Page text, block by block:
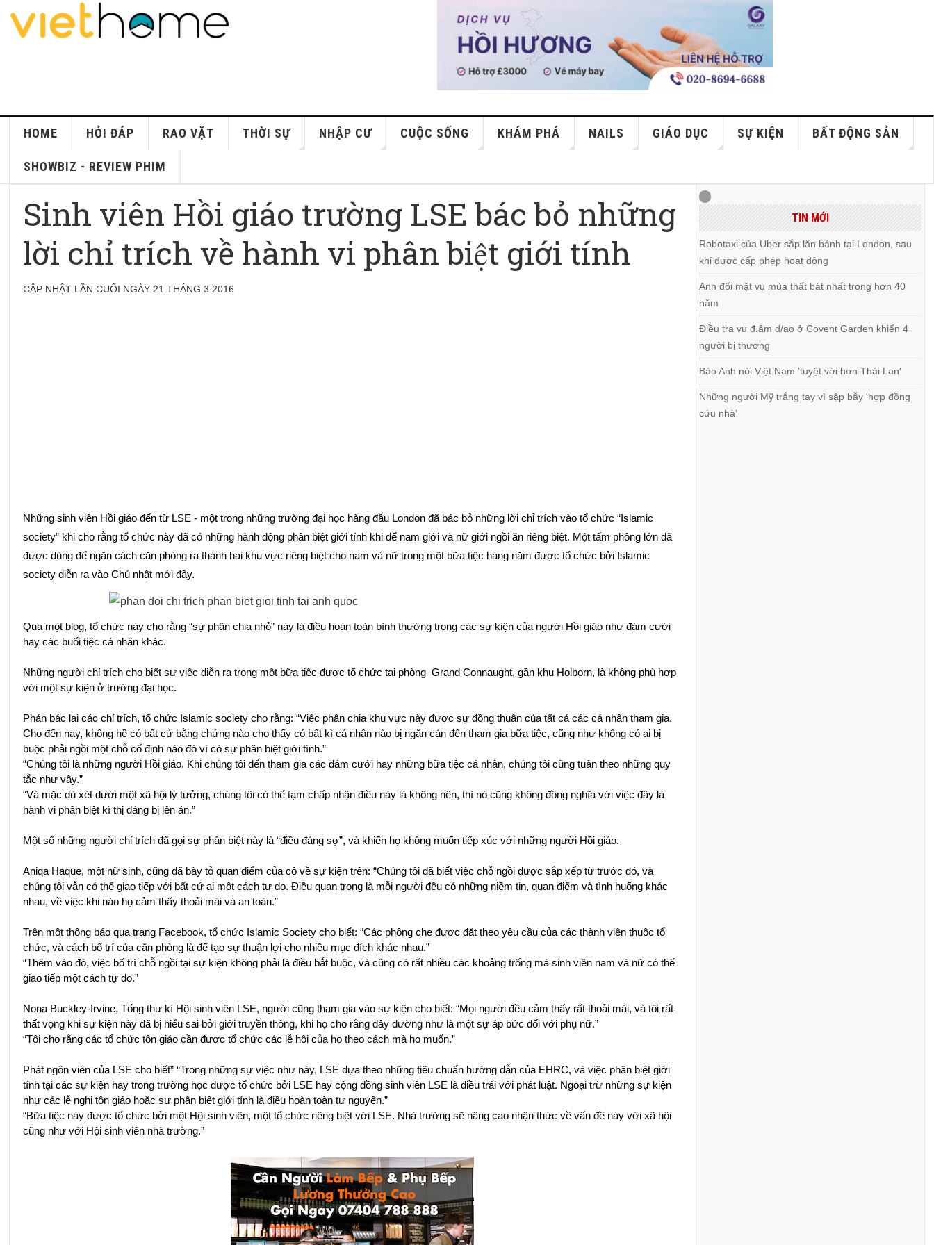
HOME HỎI ĐÁP RAO VẶT THỜI SỰ NHẬP CƯ CUỘC SỐNG KHÁM PHÁ NAILS GIÁO DỤC SỰ KIỆN BẤT ĐỘNG SẢN
SHOWBIZ - REVIEW PHIM
Sinh viên Hồi giáo trường LSE bác bỏ những
lời chỉ trích về hành vi phân biệt giới tính
CẬP NHẬT LẦN CUỐI NGÀY 21 THÁNG 3 2016
Những sinh viên Hồi giáo đến từ LSE - một trong những trường đại học hàng đầu London đã bác bỏ những lời chỉ trích vào tổ chức “Islamic
society” khi cho rằng tổ chức này đã có những hành động phân biệt giới tính khi để nam giới và nữ giới ngồi ăn riêng biệt. Một tấm phông lớn đã
được dùng để ngăn cách căn phòng ra thành hai khu vực riêng biệt cho nam và nữ trong một bữa tiệc hàng năm được tổ chức bởi Islamic
society diễn ra vào Chủ nhật mới đây.
Qua một blog, tổ chức này cho rằng “sự phân chia nhỏ” này là điều hoàn toàn bình thường trong các sự kiện của người Hồi giáo như đám cưới
hay các buổi tiệc cá nhân khác.
Những người chỉ trích cho biết sự việc diễn ra trong một bữa tiệc được tổ chức tại phòng  Grand Connaught, gần khu Holborn, là không phù hợp
với một sự kiện ở trường đại học.
Phản bác lại các chỉ trích, tổ chức Islamic society cho rằng: “Việc phân chia khu vực này được sự đồng thuận của tất cả các cá nhân tham gia.
Cho đến nay, không hề có bất cứ bằng chứng nào cho thấy có bất kì cá nhân nào bị ngăn cản đến tham gia bữa tiệc, cũng như không có ai bị
buộc phải ngồi một chỗ cố định nào đó vì có sự phân biệt giới tính.”
“Chúng tôi là những người Hồi giáo. Khi chúng tôi đến tham gia các đám cưới hay những bữa tiệc cá nhân, chúng tôi cũng tuân theo những quy
tắc như vậy.”
“Và mặc dù xét dưới một xã hội lý tưởng, chúng tôi có thể tạm chấp nhận điều này là không nên, thì nó cũng không đồng nghĩa với việc đây là
hành vi phân biệt kì thị đáng bị lên án.”
Một số những người chỉ trích đã gọi sự phân biệt này là “điều đáng sợ”, và khiến họ không muốn tiếp xúc với những người Hồi giáo.
Aniqa Haque, một nữ sinh, cũng đã bày tỏ quan điểm của cô về sự kiện trên: “Chúng tôi đã biết việc chỗ ngồi được sắp xếp từ trước đó, và
chúng tôi vẫn có thể giao tiếp với bất cứ ai một cách tự do. Điều quan trọng là mỗi người đều có những niềm tin, quan điểm và tình huống khác
nhau, về việc khi nào họ cảm thấy thoải mái và an toàn.”
Trên một thông báo qua trang Facebook, tổ chức Islamic Society cho biết: “Các phông che được đặt theo yêu cầu của các thành viên thuộc tổ
chức, và cách bố trí của căn phòng là để tạo sự thuận lợi cho nhiều mục đích khác nhau.”
“Thêm vào đó, việc bố trí chỗ ngồi tại sự kiện không phải là điều bắt buộc, và cũng có rất nhiều các khoảng trống mà sinh viên nam và nữ có thể
giao tiếp một cách tự do.”
Nona Buckley-Irvine, Tổng thư kí Hội sinh viên LSE, người cũng tham gia vào sự kiện cho biết: “Mọi người đều cảm thấy rất thoải mái, và tôi rất
thất vọng khi sự kiện này đã bị hiểu sai bởi giới truyền thông, khi họ cho rằng đây dường như là một sự áp bức đối với phụ nữ.”
“Tôi cho rằng các tổ chức tôn giáo cần được tổ chức các lễ hội của họ theo cách mà họ muốn.”
Phát ngôn viên của LSE cho biết” “Trong những sự việc như này, LSE dựa theo những tiêu chuẩn hướng dẫn của EHRC, và việc phân biệt giới
tính tại các sự kiện hay trong trường học được tổ chức bởi LSE hay cộng đồng sinh viên LSE là điều trái với phát luật. Ngoại trừ những sự kiện
như các lễ nghi tôn giáo hoặc sự phân biệt giới tính là điều hoàn toàn tự nguyện.”
“Bữa tiệc này được tổ chức bởi một Hội sinh viên, một tổ chức riêng biệt với LSE. Nhà trường sẽ nâng cao nhận thức về vấn đề này với xã hội
cũng như với Hội sinh viên nhà trường.”
TIN MỚI
Robotaxi của Uber sắp lăn bánh tại London, sau
khi được cấp phép hoạt động
Anh đối mặt vụ mùa thất bát nhất trong hơn 40
năm
Điều tra vụ đ.âm d/ao ở Covent Garden khiến 4
người bị thương
Báo Anh nói Việt Nam 'tuyệt vời hơn Thái Lan'
Những người Mỹ trắng tay vì sập bẫy 'hợp đồng
cứu nhà'